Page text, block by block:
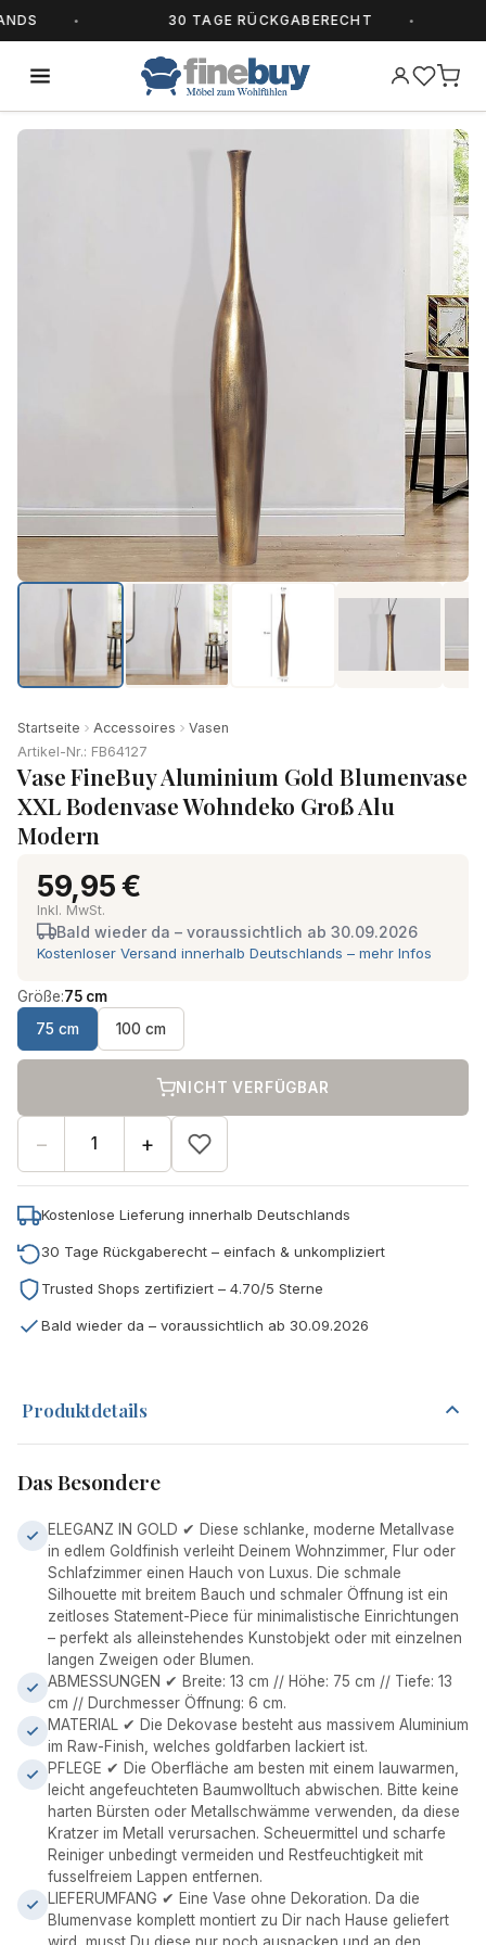
30 TAGE RÜCKGABERECHT
Startseite Accessoires
Vasen
Artikel-Nr.: FB64127
Vase FineBuy Aluminium Gold Blumenvase
XXL Bodenvase Wohndeko Groß Alu
Modern
59,95 €
Inkl. MwSt.
Bald wieder da – voraussichtlich ab 30.09.2026
Kostenloser Versand innerhalb Deutschlands – mehr Infos
Größe:75 cm
75 cm
100 cm
− +
NICHT VERFÜGBAR
Kostenlose Lieferung innerhalb Deutschlands
30 Tage Rückgaberecht – einfach & unkompliziert
Trusted Shops zertifiziert – 4.70/5 Sterne
Bald wieder da – voraussichtlich ab 30.09.2026
Produktdetails
Das Besondere
ELEGANZ IN GOLD ✔ Diese schlanke, moderne Metallvase
in edlem Goldfinish verleiht Deinem Wohnzimmer, Flur oder
Schlafzimmer einen Hauch von Luxus. Die schmale
Silhouette mit breitem Bauch und schmaler Öffnung ist ein
zeitloses Statement-Piece für minimalistische Einrichtungen
– perfekt als alleinstehendes Kunstobjekt oder mit einzelnen
langen Zweigen oder Blumen.
ABMESSUNGEN ✔ Breite: 13 cm // Höhe: 75 cm // Tiefe: 13
cm // Durchmesser Öffnung: 6 cm.
MATERIAL ✔ Die Dekovase besteht aus massivem Aluminium
im Raw-Finish, welches goldfarben lackiert ist.
PFLEGE ✔ Die Oberfläche am besten mit einem lauwarmen,
leicht angefeuchteten Baumwolltuch abwischen. Bitte keine
harten Bürsten oder Metallschwämme verwenden, da diese
Kratzer im Metall verursachen. Scheuermittel und scharfe
Reiniger unbedingt vermeiden und Restfeuchtigkeit mit
fusselfreiem Lappen entfernen.
LIEFERUMFANG ✔ Eine Vase ohne Dekoration. Da die
Blumenvase komplett montiert zu Dir nach Hause geliefert
wird, musst Du diese nur noch auspacken und an den